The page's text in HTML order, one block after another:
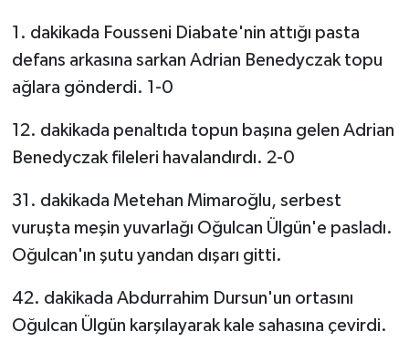
1. dakikada Fousseni Diabate'nin attığı pasta
defans arkasına sarkan Adrian Benedyczak topu
ağlara gönderdi. 1-0
12. dakikada penaltıda topun başına gelen Adrian
Benedyczak fileleri havalandırdı. 2-0
31. dakikada Metehan Mimaroğlu, serbest
vuruşta meşin yuvarlağı Oğulcan Ülgün'e pasladı.
Oğulcan'ın şutu yandan dışarı gitti.
42. dakikada Abdurrahim Dursun'un ortasını
Oğulcan Ülgün karşılayarak kale sahasına çevirdi.
HABERDE İNSAN
İNSAN
İş Dünyası
Jandarma
Kadın
KÜLTÜR SANAT
MAGAZİN